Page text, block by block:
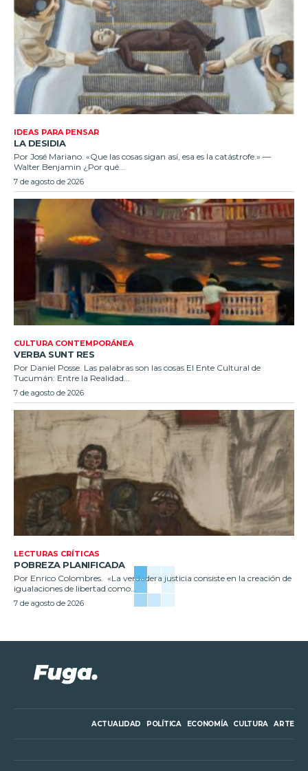
IDEAS PARA PENSAR
LA DESIDIA
Por José Mariano. «Que las cosas sigan así, esa es la catástrofe.» —
Walter Benjamin ¿Por qué...
7 de agosto de 2026
CULTURA CONTEMPORÁNEA
VERBA SUNT RES
Por Daniel Posse. Las palabras son las cosas El Ente Cultural de
Tucumán: Entre la Realidad...
7 de agosto de 2026
LECTURAS CRÍTICAS
POBREZA PLANIFICADA
Por Enrico Colombres. «La verdadera justicia consiste en la creación de
igualaciones de libertad como...
7 de agosto de 2026
ACTUALIDAD POLÍTICA ECONOMÍA CULTURA ARTE